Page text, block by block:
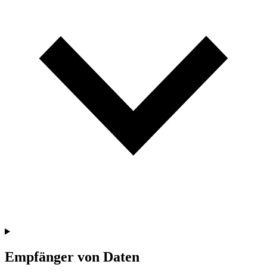
Empfänger von Daten